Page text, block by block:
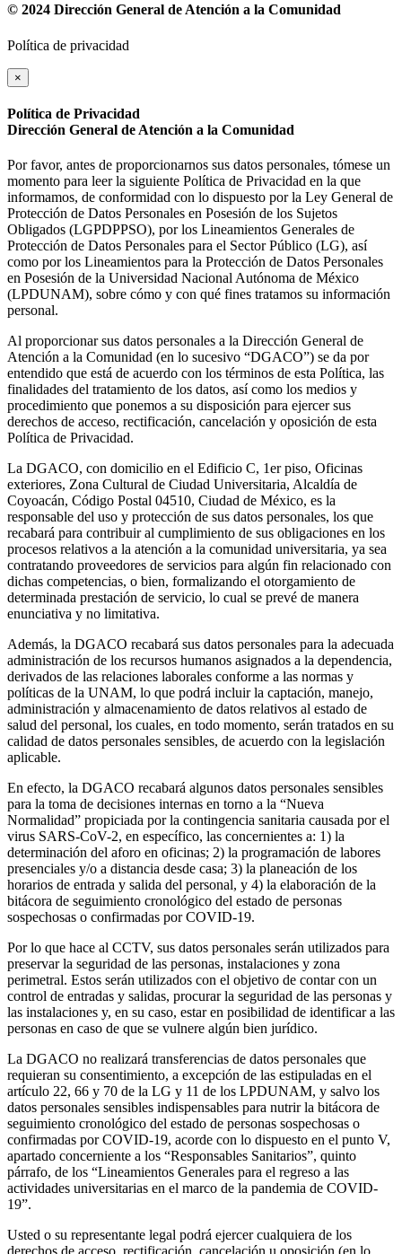
© 2024 Dirección General de Atención a la Comunidad
Política de privacidad
×
Política de Privacidad
Dirección General de Atención a la Comunidad
Por favor, antes de proporcionarnos sus datos personales, tómese un
momento para leer la siguiente Política de Privacidad en la que
informamos, de conformidad con lo dispuesto por la Ley General de
Protección de Datos Personales en Posesión de los Sujetos
Obligados (LGPDPPSO), por los Lineamientos Generales de
Protección de Datos Personales para el Sector Público (LG), así
como por los Lineamientos para la Protección de Datos Personales
en Posesión de la Universidad Nacional Autónoma de México
(LPDUNAM), sobre cómo y con qué fines tratamos su información
personal.
Al proporcionar sus datos personales a la Dirección General de
Atención a la Comunidad (en lo sucesivo “DGACO”) se da por
entendido que está de acuerdo con los términos de esta Política, las
finalidades del tratamiento de los datos, así como los medios y
procedimiento que ponemos a su disposición para ejercer sus
derechos de acceso, rectificación, cancelación y oposición de esta
Política de Privacidad.
La DGACO, con domicilio en el Edificio C, 1er piso, Oficinas
exteriores, Zona Cultural de Ciudad Universitaria, Alcaldía de
Coyoacán, Código Postal 04510, Ciudad de México, es la
responsable del uso y protección de sus datos personales, los que
recabará para contribuir al cumplimiento de sus obligaciones en los
procesos relativos a la atención a la comunidad universitaria, ya sea
contratando proveedores de servicios para algún fin relacionado con
dichas competencias, o bien, formalizando el otorgamiento de
determinada prestación de servicio, lo cual se prevé de manera
enunciativa y no limitativa.
Además, la DGACO recabará sus datos personales para la adecuada
administración de los recursos humanos asignados a la dependencia,
derivados de las relaciones laborales conforme a las normas y
políticas de la UNAM, lo que podrá incluir la captación, manejo,
administración y almacenamiento de datos relativos al estado de
salud del personal, los cuales, en todo momento, serán tratados en su
calidad de datos personales sensibles, de acuerdo con la legislación
aplicable.
En efecto, la DGACO recabará algunos datos personales sensibles
para la toma de decisiones internas en torno a la “Nueva
Normalidad” propiciada por la contingencia sanitaria causada por el
virus SARS-CoV-2, en específico, las concernientes a: 1) la
determinación del aforo en oficinas; 2) la programación de labores
presenciales y/o a distancia desde casa; 3) la planeación de los
horarios de entrada y salida del personal, y 4) la elaboración de la
bitácora de seguimiento cronológico del estado de personas
sospechosas o confirmadas por COVID-19.
Por lo que hace al CCTV, sus datos personales serán utilizados para
preservar la seguridad de las personas, instalaciones y zona
perimetral. Estos serán utilizados con el objetivo de contar con un
control de entradas y salidas, procurar la seguridad de las personas y
las instalaciones y, en su caso, estar en posibilidad de identificar a las
personas en caso de que se vulnere algún bien jurídico.
La DGACO no realizará transferencias de datos personales que
requieran su consentimiento, a excepción de las estipuladas en el
artículo 22, 66 y 70 de la LG y 11 de los LPDUNAM, y salvo los
datos personales sensibles indispensables para nutrir la bitácora de
seguimiento cronológico del estado de personas sospechosas o
confirmadas por COVID-19, acorde con lo dispuesto en el punto V,
apartado concerniente a los “Responsables Sanitarios”, quinto
párrafo, de los “Lineamientos Generales para el regreso a las
actividades universitarias en el marco de la pandemia de COVID-
19”.
Usted o su representante legal podrá ejercer cualquiera de los